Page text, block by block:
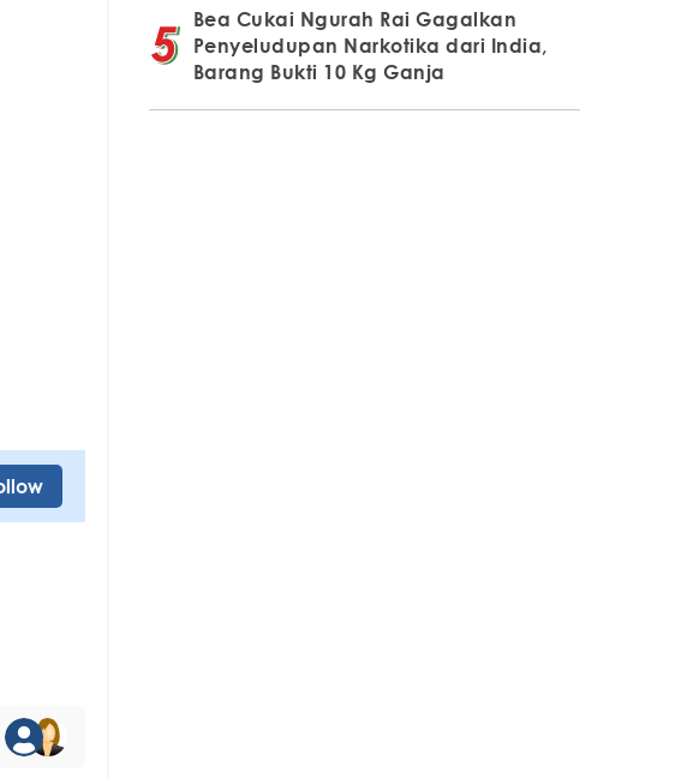
Bea Cukai Ngurah Rai Gagalkan
Penyeludupan Narkotika dari India,
Barang Bukti 10 Kg Ganja